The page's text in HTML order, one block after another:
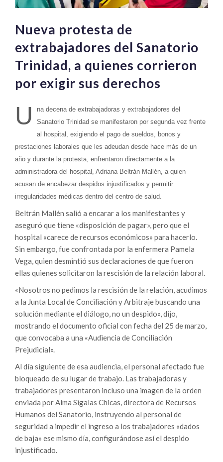
Nueva protesta de
extrabajadores del Sanatorio
Trinidad, a quienes corrieron
por exigir sus derechos
U
na decena de extrabajadoras y extrabajadores del
Sanatorio Trinidad se manifestaron por segunda vez frente
al hospital, exigiendo el pago de sueldos, bonos y
prestaciones laborales que les adeudan desde hace más de un
año y durante la protesta, enfrentaron directamente a la
administradora del hospital, Adriana Beltrán Mallén, a quien
acusan de encabezar despidos injustificados y permitir
irregularidades médicas dentro del centro de salud.
Beltrán Mallén salió a encarar a los manifestantes y
aseguró que tiene «disposición de pagar», pero que el
hospital «carece de recursos económicos» para hacerlo.
Sin embargo, fue confrontada por la enfermera Pamela
Vega, quien desmintió sus declaraciones de que fueron
ellas quienes solicitaron la rescisión de la relación laboral.
«Nosotros no pedimos la rescisión de la relación, acudimos
a la Junta Local de Conciliación y Arbitraje buscando una
solución mediante el diálogo, no un despido», dijo,
mostrando el documento oficial con fecha del 25 de marzo,
que convocaba a una «Audiencia de Conciliación
Prejudicial».
Al día siguiente de esa audiencia, el personal afectado fue
bloqueado de su lugar de trabajo. Las trabajadoras y
trabajadores presentaron incluso una imagen de la orden
enviada por Alma Sigalas Chicas, directora de Recursos
Humanos del Sanatorio, instruyendo al personal de
seguridad a impedir el ingreso a los trabajadores «dados
de baja» ese mismo día, configurándose así el despido
injustificado.